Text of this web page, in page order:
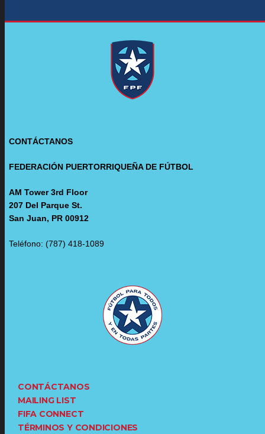
CONTÁCTANOS
FEDERACIÓN PUERTORRIQUEÑA DE FÚTBOL
AM Tower 3rd Floor
207 Del Parque St.
San Juan, PR 00912
Teléfono: (787) 418-1089
CONTÁCTANOS
MAILING LIST
FIFA CONNECT
TÉRMINOS Y CONDICIONES